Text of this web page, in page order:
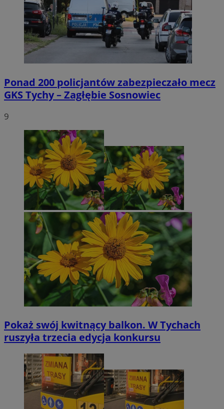
Ponad 200 policjantów zabezpieczało mecz
GKS Tychy – Zagłębie Sosnowiec
9
Pokaż swój kwitnący balkon. W Tychach
ruszyła trzecia edycja konkursu